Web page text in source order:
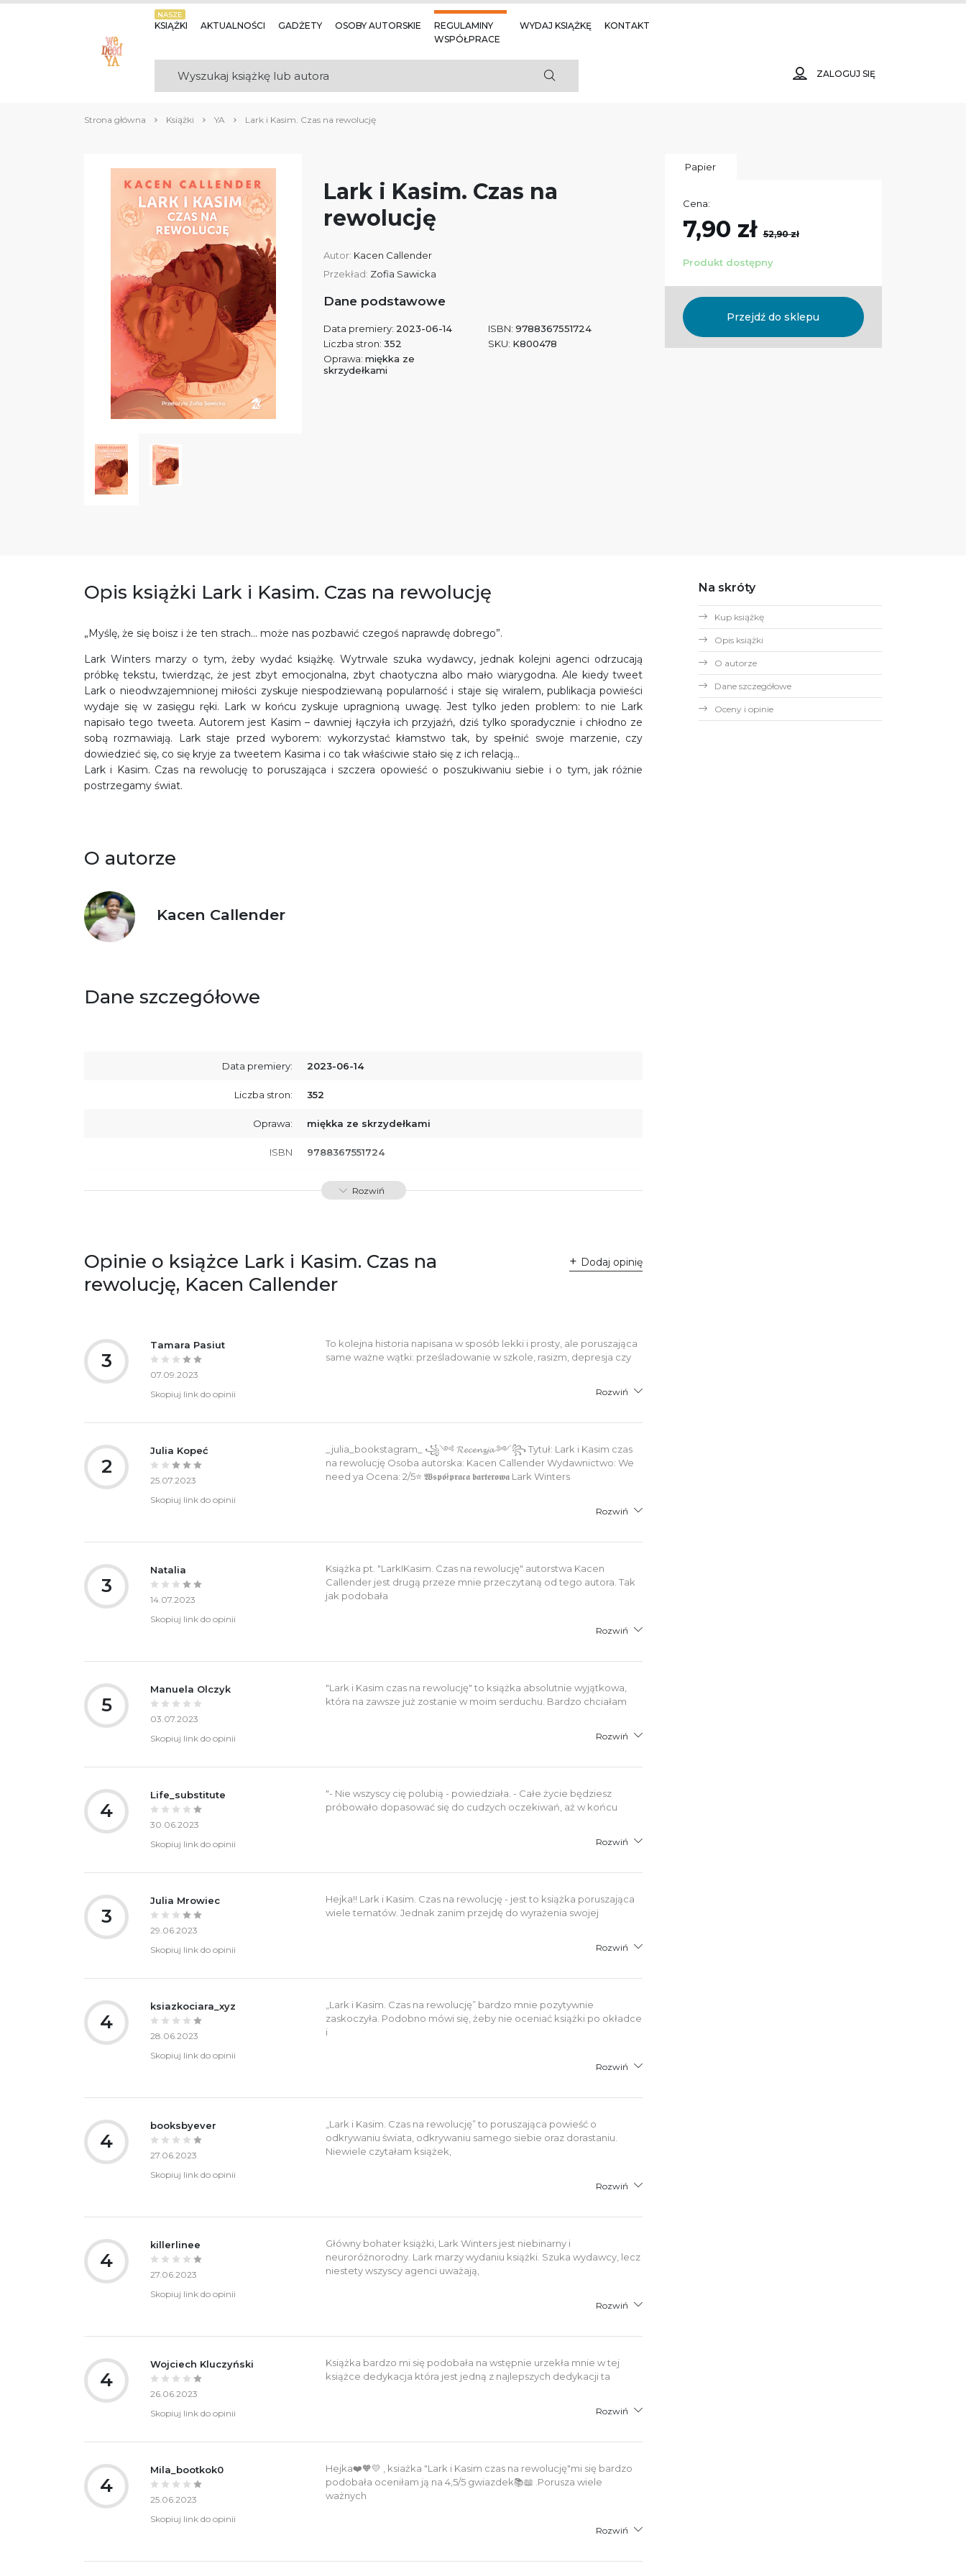
KSIĄŻKI
NASZE
AKTUALNOŚCI GADŻETY OSOBY AUTORSKIE
REGULAMINY
WSPÓŁPRACE
WYDAJ KSIĄŻKĘ KONTAKT
ZALOGUJ SIĘ
Strona główna Książki YA Lark i Kasim. Czas na rewolucję
Lark i Kasim. Czas na
rewolucję
Autor: Kacen Callender
Przekład: Zofia Sawicka
Dane podstawowe
Data premiery: 2023-06-14
Liczba stron: 352
Oprawa: miękka ze
skrzydełkami
ISBN: 9788367551724
SKU: K800478
Papier
Cena:
7,90 zł52,90 zł
Produkt dostępny
Przejdź do sklepu
Opis książki Lark i Kasim. Czas na rewolucję
„Myślę, że się boisz i że ten strach… może nas pozbawić czegoś naprawdę dobrego”.
Lark Winters marzy o tym, żeby wydać książkę. Wytrwale szuka wydawcy, jednak kolejni agenci odrzucają
próbkę tekstu, twierdząc, że jest zbyt emocjonalna, zbyt chaotyczna albo mało wiarygodna. Ale kiedy tweet
Lark o nieodwzajemnionej miłości zyskuje niespodziewaną popularność i staje się wiralem, publikacja powieści
wydaje się w zasięgu ręki. Lark w końcu zyskuje upragnioną uwagę. Jest tylko jeden problem: to nie Lark
napisało tego tweeta. Autorem jest Kasim – dawniej łączyła ich przyjaźń, dziś tylko sporadycznie i chłodno ze
sobą rozmawiają. Lark staje przed wyborem: wykorzystać kłamstwo tak, by spełnić swoje marzenie, czy
dowiedzieć się, co się kryje za tweetem Kasima i co tak właściwie stało się z ich relacją…
Lark i Kasim. Czas na rewolucję to poruszająca i szczera opowieść o poszukiwaniu siebie i o tym, jak różnie
postrzegamy świat.
O autorze
Kacen Callender
Dane szczegółowe
Data premiery: 2023-06-14
Liczba stron: 352
Oprawa: miękka ze skrzydełkami
ISBN 9788367551724
K800478
Rozwiń
Opinie o książce Lark i Kasim. Czas na
rewolucję, Kacen Callender
Dodaj opinię
3
Tamara Pasiut
07.09.2023
Skopiuj link do opinii
To kolejna historia napisana w sposób lekki i prosty, ale poruszająca
same ważne wątki: prześladowanie w szkole, rasizm, depresja czy
Rozwiń
2
Julia Kopeć
25.07.2023
Skopiuj link do opinii
_julia_bookstagram_ ꧁༺ 𝓡𝓮𝓬𝓮𝓷𝔃𝓳𝓪 ༻꧂ Tytuł: Lark i Kasim czas
na rewolucję Osoba autorska: Kacen Callender Wydawnictwo: We
need ya Ocena: 2/5⭐ 𝖂𝖘𝖕𝖔́ł𝖕𝖗𝖆𝖈𝖆 𝖇𝖆𝖗𝖙𝖊𝖗𝖔𝖜𝖆 Lark Winters
Rozwiń
3
Natalia
14.07.2023
Skopiuj link do opinii
Książka pt. "LarkIKasim. Czas na rewolucję" autorstwa Kacen
Callender jest drugą przeze mnie przeczytaną od tego autora. Tak
jak podobała
Rozwiń
5
Manuela Olczyk
03.07.2023
Skopiuj link do opinii
"Lark i Kasim czas na rewolucję" to książka absolutnie wyjątkowa,
która na zawsze już zostanie w moim serduchu. Bardzo chciałam
Rozwiń
4
Life_substitute
30.06.2023
Skopiuj link do opinii
"- Nie wszyscy cię polubią - powiedziała. - Całe życie będziesz
próbowało dopasować się do cudzych oczekiwań, aż w końcu
Rozwiń
3
Julia Mrowiec
29.06.2023
Skopiuj link do opinii
Hejka!! Lark i Kasim. Czas na rewolucję - jest to książka poruszająca
wiele tematów. Jednak zanim przejdę do wyrażenia swojej
Rozwiń
4
ksiazkociara_xyz
28.06.2023
Skopiuj link do opinii
„Lark i Kasim. Czas na rewolucję” bardzo mnie pozytywnie
zaskoczyła. Podobno mówi się, żeby nie oceniać książki po okładce
i
Rozwiń
4
booksbyever
27.06.2023
Skopiuj link do opinii
„Lark i Kasim. Czas na rewolucję” to poruszająca powieść o
odkrywaniu świata, odkrywaniu samego siebie oraz dorastaniu.
Niewiele czytałam książek,
Rozwiń
4
killerlinee
27.06.2023
Skopiuj link do opinii
Główny bohater książki, Lark Winters jest niebinarny i
neuroróżnorodny. Lark marzy wydaniu książki. Szuka wydawcy, lecz
niestety wszyscy agenci uważają,
Rozwiń
4
Wojciech Kluczyński
26.06.2023
Skopiuj link do opinii
Książka bardzo mi się podobała na wstępnie urzekła mnie w tej
książce dedykacja która jest jedną z najlepszych dedykacji ta
Rozwiń
4
Mila_bootkok0
25.06.2023
Skopiuj link do opinii
Hejka❤️🧡💛 , ksiażka "Lark i Kasim czas na rewolucję"mi się bardzo
podobała oceniłam ją na 4,5/5 gwiazdek📚📖 .Porusza wiele
ważnych
Rozwiń
Na skróty
Kup książkę
Opis książki
O autorze
Dane szczegółowe
Oceny i opinie